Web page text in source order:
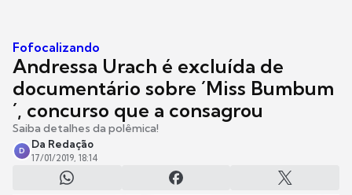
Fofocalizando
Andressa Urach é excluída de
documentário sobre ´Miss Bumbum
´, concurso que a consagrou
Saiba detalhes da polêmica!
D
Da Redação
17/01/2019, 18:14